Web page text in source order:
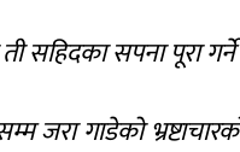
सहिदका सपना पूरा
जरा गाडेको